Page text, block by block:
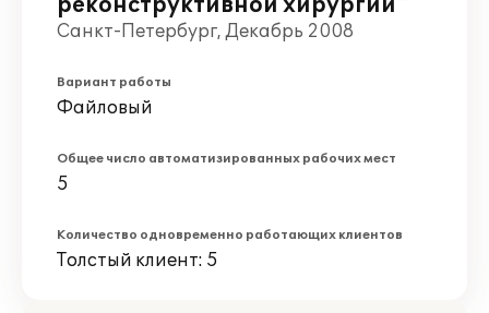
реконструктивной хирургии"
Санкт-Петербург, Декабрь 2008
Вариант работы
Файловый
Общее число автоматизированных рабочих мест
5
Количество одновременно работающих клиентов
Толстый клиент: 5